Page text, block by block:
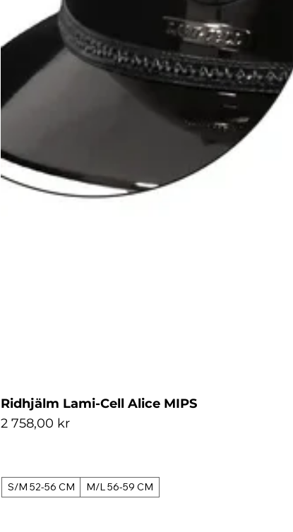
Ridhjälm Lami-Cell Alice MIPS
Pris
2 758,00 kr
S/M 52-56 CM M/L 56-59 CM